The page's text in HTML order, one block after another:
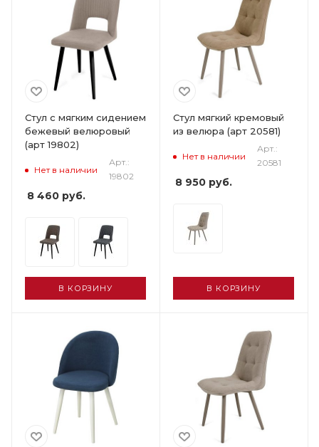
Стул с мягким сидением
бежевый велюровый
(арт 19802)
Нет в наличии
Арт.:
19802
8 460 руб.
В КОРЗИНУ
Стул мягкий кремовый
из велюра (арт 20581)
Нет в наличии
Арт.:
20581
8 950 руб.
В КОРЗИНУ